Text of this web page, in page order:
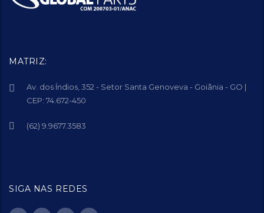
MATRIZ:
Av. dos Índios, 352 - Setor Santa Genoveva - Goiânia - GO |
CEP: 74.672-450
(62) 9.9677.3583
SIGA NAS REDES